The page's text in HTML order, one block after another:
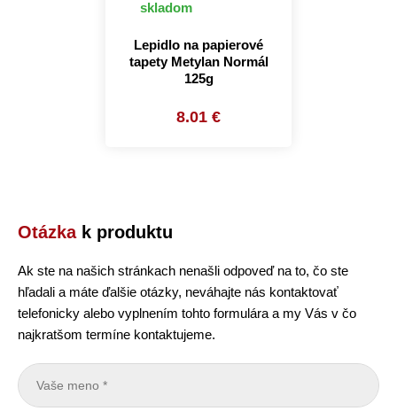
skladom
Lepidlo na papierové
tapety Metylan Normál
125g
8.01 €
Otázkak produktu
Ak ste na našich stránkach nenašli odpoveď na to, čo ste
hľadali a máte ďalšie otázky, neváhajte nás kontaktovať
telefonicky alebo vyplnením tohto formulára a my Vás v čo
najkratšom termíne kontaktujeme.